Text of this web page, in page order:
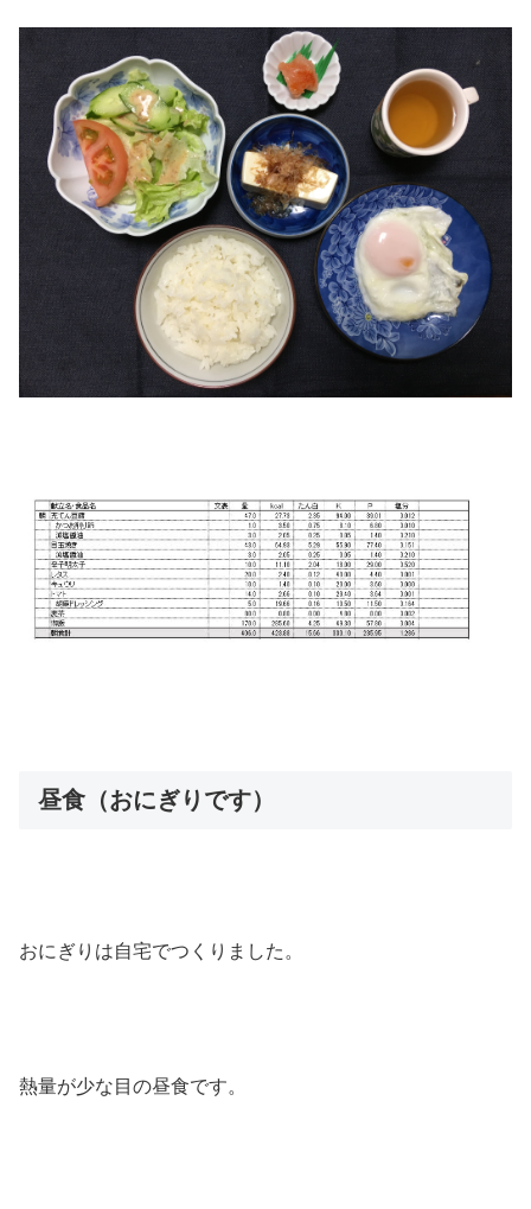
昼食（おにぎりです）
おにぎりは自宅でつくりました。
熱量が少な目の昼食です。